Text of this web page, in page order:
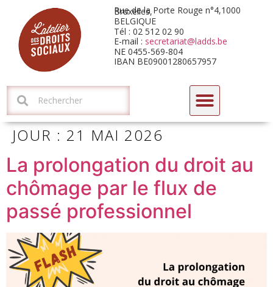
Rue de la Porte Rouge n°4,1000 Bruxelles,
BELGIQUE
Tél : 02 512 02 90
E-mail : secretariat@ladds.be
NE 0455-569-804
IBAN BE09001280657957
JOUR : 21 MAI 2026
La prolongation du droit au
chômage par le flux de
passé professionnel